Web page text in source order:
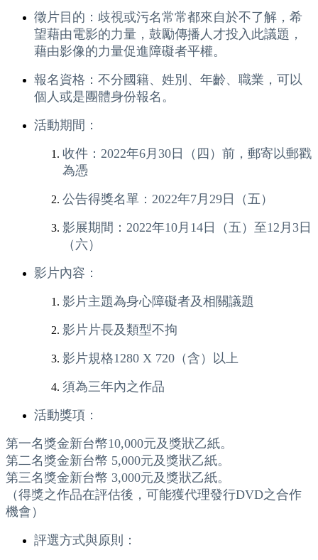
徵片目的：歧視或污名常常都來自於不了解，希
望藉由電影的力量，鼓勵傳播人才投入此議題，
藉由影像的力量促進障礙者平權。
報名資格：不分國籍、姓別、年齡、職業，可以
個人或是團體身份報名。
活動期間：
收件：2022年6月30日（四）前，郵寄以郵戳
為憑
公告得獎名單：2022年7月29日（五）
影展期間：2022年10月14日（五）至12月3日
（六）
影片內容：
影片主題為身心障礙者及相關議題
影片片長及類型不拘
影片規格1280 X 720（含）以上
須為三年內之作品
活動獎項：
第一名獎金新台幣10,000元及獎狀乙紙。
第二名獎金新台幣 5,000元及獎狀乙紙。
第三名獎金新台幣 3,000元及獎狀乙紙。
（得獎之作品在評估後，可能獲代理發行DVD之合作
機會）
評選方式與原則：